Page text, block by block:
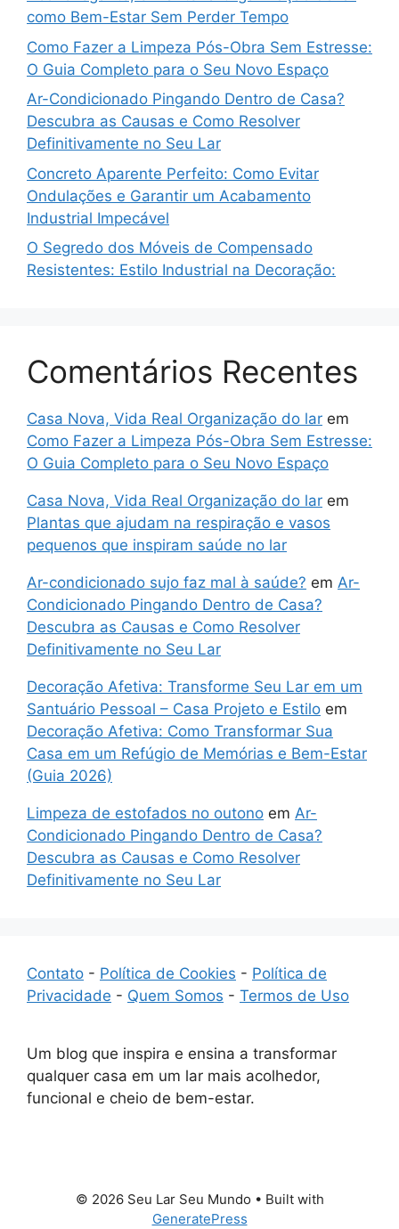
como Bem-Estar Sem Perder Tempo
Como Fazer a Limpeza Pós-Obra Sem Estresse:
O Guia Completo para o Seu Novo Espaço
Ar-Condicionado Pingando Dentro de Casa?
Descubra as Causas e Como Resolver
Definitivamente no Seu Lar
Concreto Aparente Perfeito: Como Evitar
Ondulações e Garantir um Acabamento
Industrial Impecável
O Segredo dos Móveis de Compensado
Resistentes: Estilo Industrial na Decoração:
Comentários Recentes
Casa Nova, Vida Real Organização do lar em
Como Fazer a Limpeza Pós-Obra Sem Estresse:
O Guia Completo para o Seu Novo Espaço
Casa Nova, Vida Real Organização do lar em
Plantas que ajudam na respiração e vasos
pequenos que inspiram saúde no lar
Ar-condicionado sujo faz mal à saúde? em Ar-
Condicionado Pingando Dentro de Casa?
Descubra as Causas e Como Resolver
Definitivamente no Seu Lar
Decoração Afetiva: Transforme Seu Lar em um
Santuário Pessoal – Casa Projeto e Estilo em
Decoração Afetiva: Como Transformar Sua
Casa em um Refúgio de Memórias e Bem-Estar
(Guia 2026)
Limpeza de estofados no outono em Ar-
Condicionado Pingando Dentro de Casa?
Descubra as Causas e Como Resolver
Definitivamente no Seu Lar
Contato - Política de Cookies - Política de
Privacidade - Quem Somos - Termos de Uso
Um blog que inspira e ensina a transformar
qualquer casa em um lar mais acolhedor,
funcional e cheio de bem-estar.
© 2026 Seu Lar Seu Mundo • Built with
GeneratePress